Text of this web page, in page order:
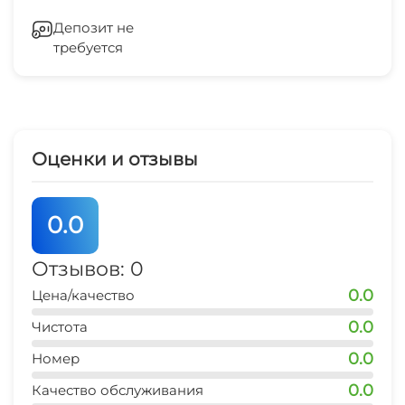
Кондиционер
Магазины
Зеленый двор
Депозит не
требуется
Оценки и отзывы
0.0
Отзывов: 0
Цена/качество 0.0
Чистота 0.0
Номер 0.0
Качество обслуживания 0.0